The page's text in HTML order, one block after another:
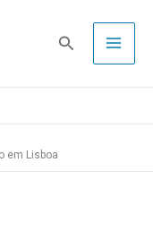
Pesquisa
em Lisboa